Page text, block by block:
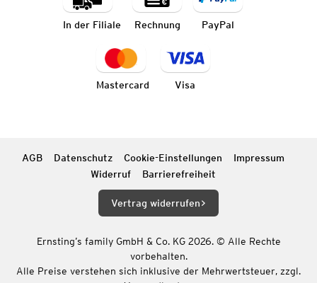
In der Filiale Rechnung PayPal
Mastercard Visa
AGB Datenschutz Cookie-Einstellungen
Impressum
Widerruf
Barrierefreiheit
Vertrag widerrufen
Ernsting’s family GmbH & Co. KG 2026. © Alle Rechte
vorbehalten.
Alle Preise verstehen sich inklusive der Mehrwertsteuer, zzgl.